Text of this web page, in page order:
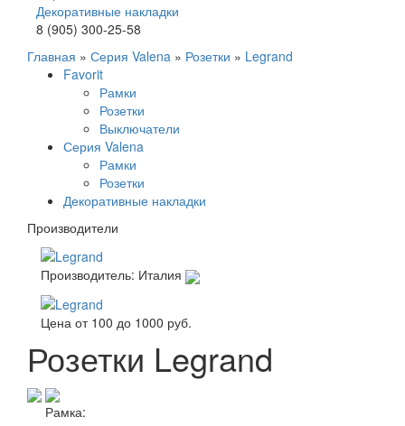
Декоративные накладки
8 (905) 300-25-58
Главная » Серия Valena » Розетки » Legrand
Favorit
Рамки
Розетки
Выключатели
Серия Valena
Рамки
Розетки
Декоративные накладки
Производители
Производитель: Италия
Цена от 100 до 1000 руб.
Розетки Legrand
Рамка: